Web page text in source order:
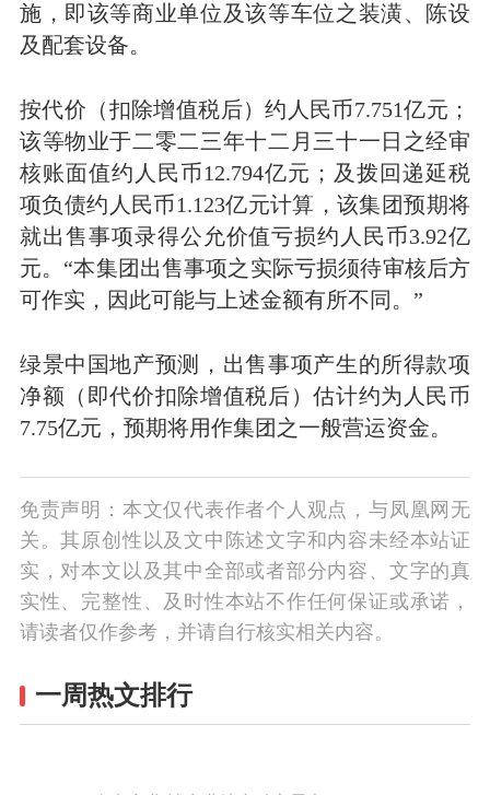
施，即该等商业单位及该等车位之装潢、陈设
及配套设备。
按代价（扣除增值税后）约人民币7.751亿元；
该等物业于二零二三年十二月三十一日之经审
核账面值约人民币12.794亿元；及拨回递延税
项负债约人民币1.123亿元计算，该集团预期将
就出售事项录得公允价值亏损约人民币3.92亿
元。“本集团出售事项之实际亏损须待审核后方
可作实，因此可能与上述金额有所不同。”
绿景中国地产预测，出售事项产生的所得款项
净额（即代价扣除增值税后）估计约为人民币
7.75亿元，预期将用作集团之一般营运资金。
免责声明：本文仅代表作者个人观点，与凤凰网无
关。其原创性以及文中陈述文字和内容未经本站证
实，对本文以及其中全部或者部分内容、文字的真
实性、完整性、及时性本站不作任何保证或承诺，
请读者仅作参考，并请自行核实相关内容。
一周热文排行